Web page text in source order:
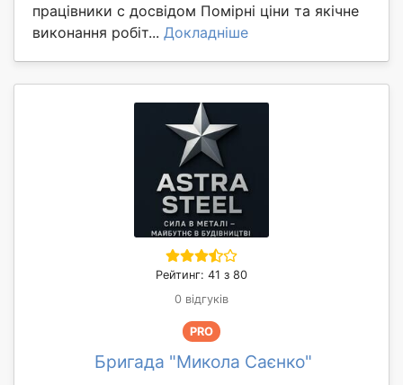
працівники с досвідом Помірні ціни та якічне
виконання робіт... Докладніше
Рейтинг: 41 з 80
0 відгуків
PRO
Бригада "Микола Саєнко"